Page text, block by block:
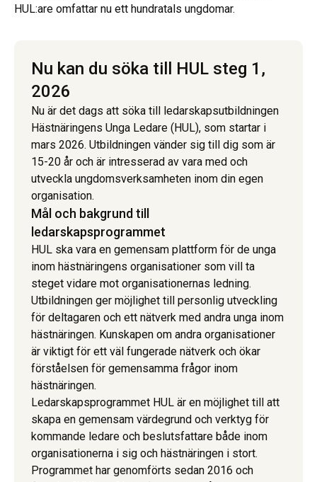
HUL:are omfattar nu ett hundratals ungdomar.
Nu kan du söka till HUL steg 1,
2026
Nu är det dags att söka till ledarskapsutbildningen
Hästnäringens Unga Ledare (HUL), som startar i
mars 2026. Utbildningen vänder sig till dig som är
15-20 år och är intresserad av vara med och
utveckla ungdomsverksamheten inom din egen
organisation.
Mål och bakgrund till
ledarskapsprogrammet
HUL ska vara en gemensam plattform för de unga
inom hästnäringens organisationer som vill ta
steget vidare mot organisationernas ledning.
Utbildningen ger möjlighet till personlig utveckling
för deltagaren och ett nätverk med andra unga inom
hästnäringen. Kunskapen om andra organisationer
är viktigt för ett väl fungerade nätverk och ökar
förståelsen för gemensamma frågor inom
hästnäringen.
Ledarskapsprogrammet HUL är en möjlighet till att
skapa en gemensam värdegrund och verktyg för
kommande ledare och beslutsfattare både inom
organisationerna i sig och hästnäringen i stort.
Programmet har genomförts sedan 2016 och